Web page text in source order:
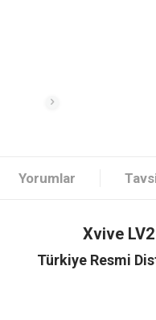
Yorumlar
Xvive
Türkiye Resmi